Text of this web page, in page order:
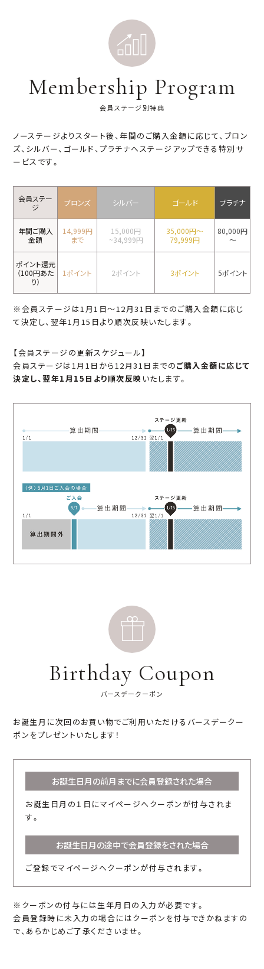
Membership Program
会員ステージ別特典
ノーステージよりスタート後、年間のご購入金額に応じて、 ブロン
ズ、シルバー、ゴールド、プラチナへステージアップできる特別サ
ービスです。
会員ステー
ジ
ブロンズ シルバー ゴールド プラチナ
年間ご購入
金額
14,999円
まで
15,000円
~34,999円
35,000円～
79,999円
80,000円
～
ポイント還元
（100円あた
り）
1ポイント 2ポイント 3ポイント 5ポイント
※会員ステージは1月1日～12月31日までのご購入金額に応じ
て決定し、翌年1月15日より順次反映いたします。
【会員ステージの更新スケジュール】
会員ステージは1月1日から12月31日までのご購入金額に応じて
決定し、翌年1月15日より順次反映 いたします。
Birthday Coupon
バースデークーポン
お誕生月に次回のお買い物でご利用いただけるバースデークー
ポンをプレゼントいたします！
お誕生日月の前月までに会員登録された場合
お誕生日月の１日にマイページへクーポンが付与されま
す。
お誕生日月の途中で会員登録をされた場合
ご登録でマイページへクーポンが付与されます。
※クーポンの付与には生年月日の入力が必要です。
会員登録時に未入力の場合にはクーポンを付与できかねますの
で、あらかじめご了承くださいませ。